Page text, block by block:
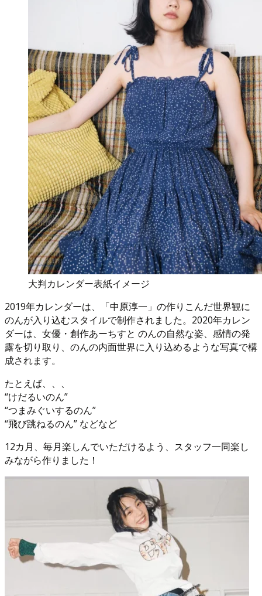
大判カレンダー表紙イメージ
2019年カレンダーは、「中原淳一」の作りこんだ世界観に
のんが入り込むスタイルで制作されました。2020年カレン
ダーは、女優・創作あーちすと のんの自然な姿、感情の発
露を切り取り、のんの内面世界に入り込めるような写真で構
成されます。
たとえば、、、
“けだるいのん”
“つまみぐいするのん”
“飛び跳ねるのん” などなど
12カ月、毎月楽しんでいただけるよう、スタッフ一同楽し
みながら作りました！